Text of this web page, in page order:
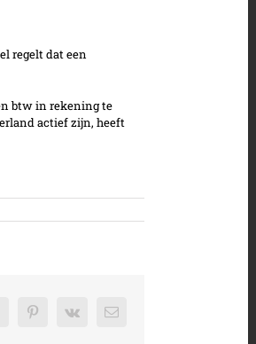
regelt dat een
btw in rekening te
actief zijn, heeft
Tumblr PinterestVk
E-